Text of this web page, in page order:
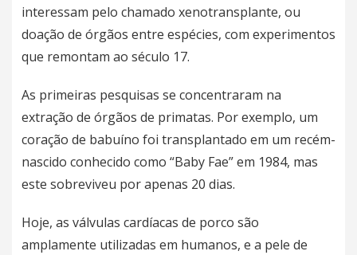
interessam pelo chamado xenotransplante, ou
doação de órgãos entre espécies, com experimentos
que remontam ao século 17.
As primeiras pesquisas se concentraram na
extração de órgãos de primatas. Por exemplo, um
coração de babuíno foi transplantado em um recém-
nascido conhecido como “Baby Fae” em 1984, mas
este sobreviveu por apenas 20 dias.
Hoje, as válvulas cardíacas de porco são
amplamente utilizadas em humanos, e a pele de